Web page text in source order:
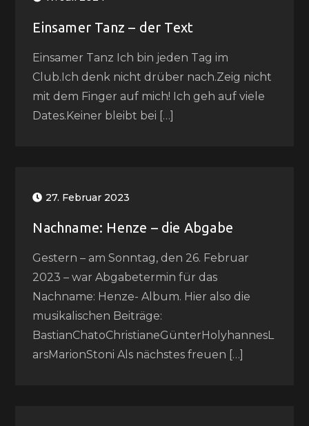
Einsamer Tanz – der Text
Einsamer Tanz Ich bin jeden Tag im
Club.Ich denk nicht drüber nach.Zeig nicht
mit dem Finger auf mich! Ich geh auf viele
Dates.Keiner bleibt bei […]
27. Februar 2023
Nachname: Henze – die Abgabe
Gestern – am Sonntag, den 26. Februar
2023 – war Abgabetermin für das
Nachname: Henze- Album. Hier also die
musikalischen Beiträge:
BastianChatoChristianeGünterHolyhannesL
arsMarionStoni Als nächstes freuen […]